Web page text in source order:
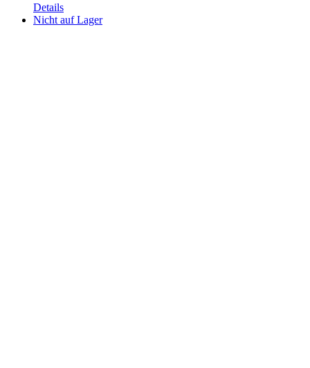
Details
Nicht auf Lager